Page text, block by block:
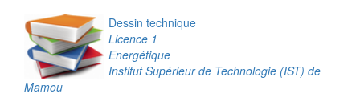
Dessin technique
Licence 1
Energétique
Institut Supérieur de Technologie (IST) de
Mamou